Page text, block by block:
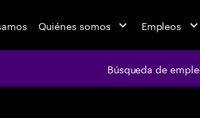
Quiénes somos Empleos
Búsqueda de
Búsqueda de